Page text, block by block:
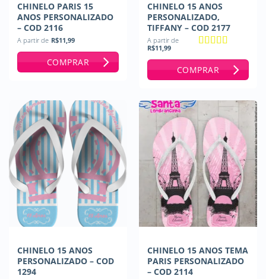
CHINELO PARIS 15
ANOS PERSONALIZADO
– COD 2116
A partir de R$11,99
COMPRAR
CHINELO 15 ANOS
PERSONALIZADO,
TIFFANY – COD 2177
A partir de
R$11,99
COMPRAR
CHINELO 15 ANOS
PERSONALIZADO – COD
1294
CHINELO 15 ANOS TEMA
PARIS PERSONALIZADO
– COD 2114